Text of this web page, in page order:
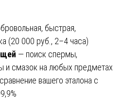
быстрая,
(20 000 руб., 2–4 часа)
— поиск спермы,
и смазок на любых предметах
вашего эталона с